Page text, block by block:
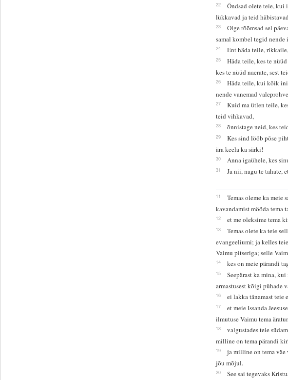
22
Õndsad olete teie,
lükkavad ja teid
23
Olge rõõmsad sel
samal kombel tegid nende
24 Ent häda teile,
25
Häda teile, kes te
kes te nüüd naerate, sest
26
Häda teile, kui kõik
nende vanemad
27
Kuid ma ütlen teile,
teid vihkavad,
28 õnnistage neid, kes
29
Kes sind lööb põse
ära keela ka särki!
30 Anna igaühele, kes
31 Ja nii, nagu te tahate,
11
Temas oleme ka meie
kavandamist mööda tema
12 et me oleksime tema
13
Temas olete ka teie
evangeeliumi; ja kelles
Vaimu pitseriga; selle
14 kes on meie pärandi
15
Seepärast ka mina, kui
armastusest kõigi pühade
16 ei lakka tänamast teie
17
et meie Issanda
ilmutuse Vaimu tema
18
valgustades teie
milline on tema pärandi
19
ja milline on tema väe
jõu mõjul.
20 See sai tegevaks